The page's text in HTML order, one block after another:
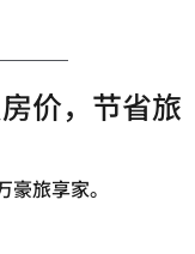
价，节省旅
旅享家。